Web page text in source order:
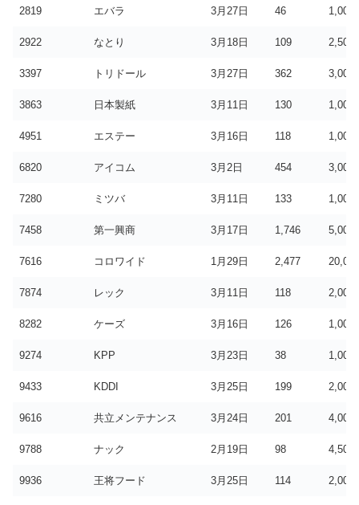
2819 エバラ 3月27日 46 1,000
2922 なとり 3月18日 109 2,500
3397 トリドール 3月27日 362 3,000
3863 日本製紙 3月11日 130 1,000
4951 エステー 3月16日 118 1,000
6820 アイコム 3月2日 454 3,000
7280 ミツバ 3月11日 133 1,000
7458 第一興商 3月17日 1,746 5,000
7616 コロワイド 1月29日 2,477 20,000
7874 レック 3月11日 118 2,000
8282 ケーズ 3月16日 126 1,000
9274 KPP 3月23日 38 1,000
9433 KDDI 3月25日 199 2,000
9616 共立メンテナンス 3月24日 201 4,000
9788 ナック 2月19日 98 4,500
9936 王将フード 3月25日 114 2,000